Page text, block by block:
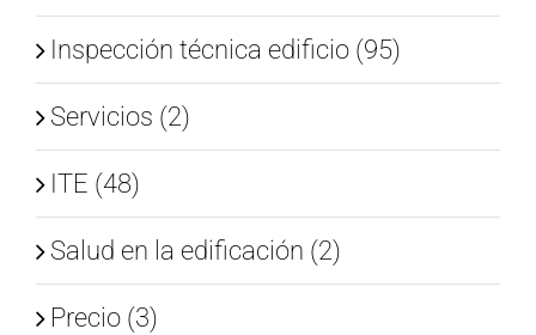
Inspección técnica edificio (95)
Servicios (2)
ITE (48)
Salud en la edificación (2)
Precio (3)